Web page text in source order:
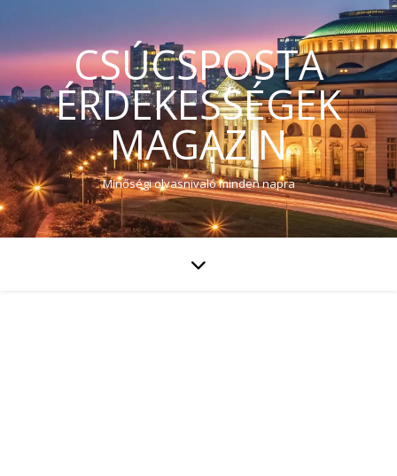
CSÚCSPOSTA
ÉRDEKESSÉGEK
MAGAZIN
Minőségi olvasnivaló minden napra